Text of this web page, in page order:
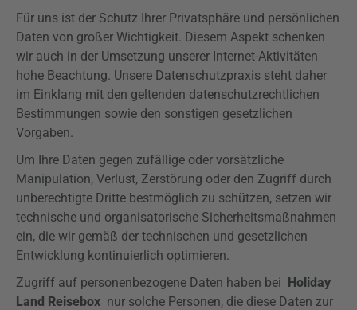
Für uns ist der Schutz Ihrer Privatsphäre und persönlichen
Daten von großer Wichtigkeit. Diesem Aspekt schenken
wir auch in der Umsetzung unserer Internet-Aktivitäten
hohe Beachtung. Unsere Datenschutzpraxis steht daher
im Einklang mit den geltenden datenschutzrechtlichen
Bestimmungen sowie den sonstigen gesetzlichen
Vorgaben.
Um Ihre Daten gegen zufällige oder vorsätzliche
Manipulation, Verlust, Zerstörung oder den Zugriff durch
unberechtigte Dritte bestmöglich zu schützen, setzen wir
technische und organisatorische Sicherheitsmaßnahmen
ein, die wir gemäß der technischen und gesetzlichen
Entwicklung kontinuierlich optimieren.
Zugriff auf personenbezogene Daten haben bei Holiday
Land Reisebox nur solche Personen, die diese Daten zur